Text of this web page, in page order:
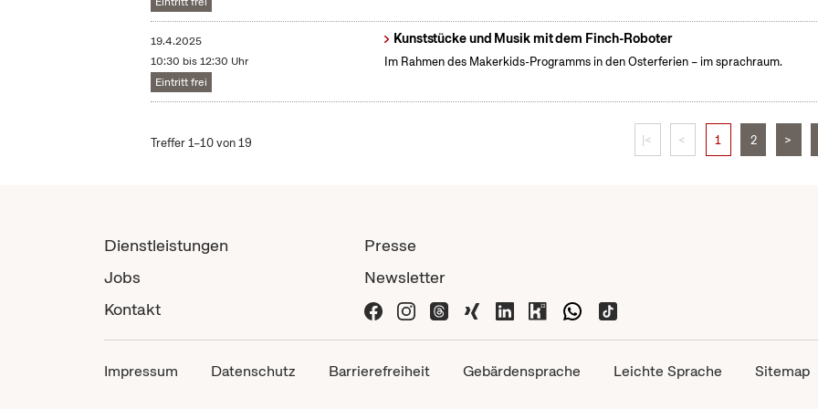
19.4.2025
10:30 bis 12:30 Uhr
Eintritt frei
Kunststücke und Musik mit dem Finch-Roboter
Im Rahmen des Makerkids-Programms in den Osterferien – im sprachraum.
Treffer 1–10 von 19 |< < 1 2 >
Dienstleistungen
Jobs
Kontakt
Presse
Newsletter
Impressum Datenschutz Barrierefreiheit Gebärdensprache Leichte Sprache Sitemap